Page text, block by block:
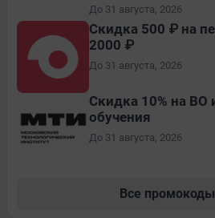
До 31 августа, 2026
Скидка 500 ₽ на
2000 ₽
До 31 августа, 2026
Скидка 10% на ВО
обучения
До 31 августа, 2026
Все промокоды